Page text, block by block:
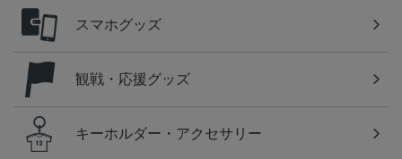
スマホグッズ
観戦・応援グッズ
キーホルダー・アクセサリー